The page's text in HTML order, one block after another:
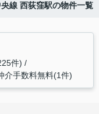
線 西荻窪駅の物件一覧
件)
介手数料無料(1件)